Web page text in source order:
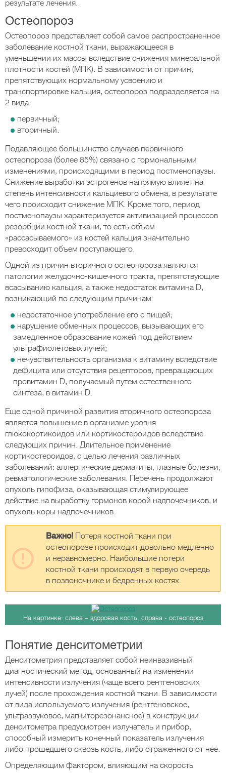
результате лечения.
Остеопороз
Остеопороз представляет собой самое распространенное
заболевание костной ткани, выражающееся в
уменьшении их массы вследствие снижения минеральной
плотности костей (МПК). В зависимости от причин,
препятствующих нормальному усвоению и
транспортировке кальция, остеопороз подразделяется на
2 вида:
первичный;
вторичный.
Подавляющее большинство случаев первичного
остеопороза (более 85%) связано с гормональными
изменениями, происходящими в период постменопаузы.
Снижение выработки эстрогенов напрямую влияет на
степень интенсивности кальциевого обмена, в результате
чего происходит снижение МПК. Кроме того, период
постменопаузы характеризуется активизацией процессов
резорбции костной ткани, то есть объем
«рассасываемого» из костей кальция значительно
превосходит объем поступающего.
Одной из причин вторичного остеопороза являются
патологии желудочно-кишечного тракта, препятствующие
всасыванию кальция, а также недостаток витамина D,
возникающий по следующим причинам:
недостаточное употребление его с пищей;
нарушение обменных процессов, вызывающих его
замедленное образование кожей под действием
ультрафиолетовых лучей;
нечувствительность организма к витамину вследствие
дефицита или отсутствия рецепторов, превращающих
провитамин D, получаемый путем естественного
синтеза, в витамин D.
Еще одной причиной развития вторичного остеопороза
является повышение в организме уровня
глюкокортикоидов или кортикостероидов вследствие
следующих причин. Длительное применение
кортикостероидов, с целью лечения различных
заболеваний: аллергические дерматиты, глазные болезни,
ревматологические заболевания. Перечень продолжают
опухоль гипофиза, оказывающая стимулирующее
действие на выработку гормонов корой надпочечников, и
опухоль коры надпочечников.
Важно! Потеря костной ткани при
остеопорозе происходит довольно медленно
и неравномерно. Наибольшие потери
костной ткани происходят в первую очередь
в позвоночнике и бедренных костях.
На картинке: слева – здоровая кость, справа - остеопороз
Понятие денситометрии
Денситометрия представляет собой неинвазивный
диагностический метод, основанный на изменении
интенсивности излучения (чаще всего рентгеновских
лучей) после прохождения костной ткани. В зависимости
от вида используемого излучения (рентгеновское,
ультразвуковое, магниторезонансное) в конструкции
денситометра предусмотрен излучатель и прибор,
способный измерить конечный показатель излучения
либо прошедшего сквозь кость, либо отраженного от нее.
Определяющим фактором, влияющим на скорость